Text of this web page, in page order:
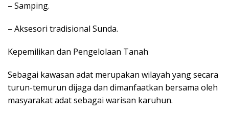
– Samping.
– Aksesori tradisional Sunda.
Kepemilikan dan Pengelolaan Tanah
Sebagai kawasan adat merupakan wilayah yang secara
turun-temurun dijaga dan dimanfaatkan bersama oleh
masyarakat adat sebagai warisan karuhun.